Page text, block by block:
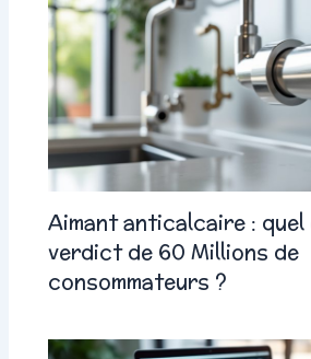
Aimant anticalcaire :
verdict de 60 Millions de
consommateurs ?